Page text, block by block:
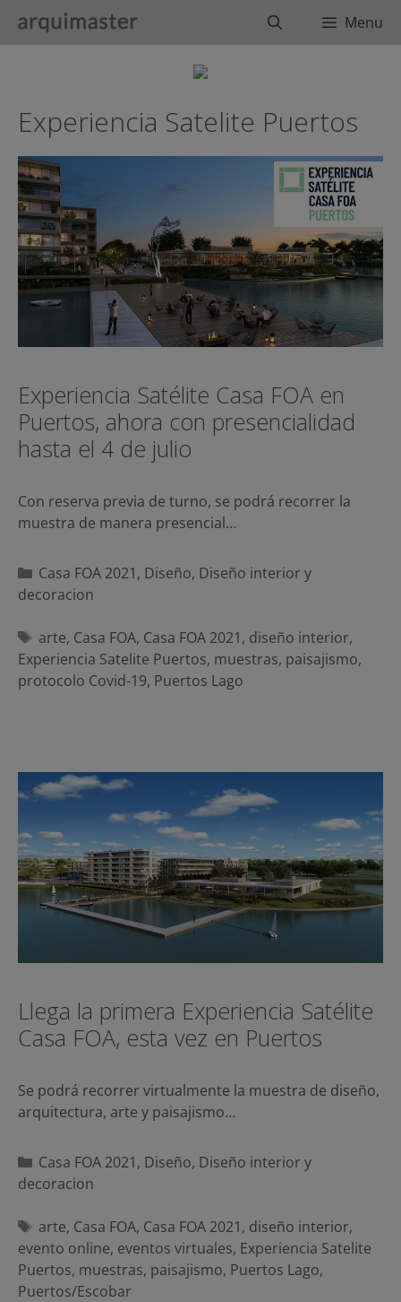
BuscarMenu
Experiencia Satelite Puertos
Experiencia Satélite Casa FOA en
Puertos, ahora con presencialidad
hasta el 4 de julio
Con reserva previa de turno, se podrá recorrer la
muestra de manera presencial…
Categorías
Casa FOA 2021, Diseño, Diseño interior y
decoracion
Etiquetas
arte, Casa FOA, Casa FOA 2021, diseño interior,
Experiencia Satelite Puertos, muestras, paisajismo,
protocolo Covid-19, Puertos Lago
Llega la primera Experiencia Satélite
Casa FOA, esta vez en Puertos
Se podrá recorrer virtualmente la muestra de diseño,
arquitectura, arte y paisajismo…
Categorías
Casa FOA 2021, Diseño, Diseño interior y
decoracion
Etiquetas
arte, Casa FOA, Casa FOA 2021, diseño interior,
evento online, eventos virtuales, Experiencia Satelite
Puertos, muestras, paisajismo, Puertos Lago,
Puertos/Escobar